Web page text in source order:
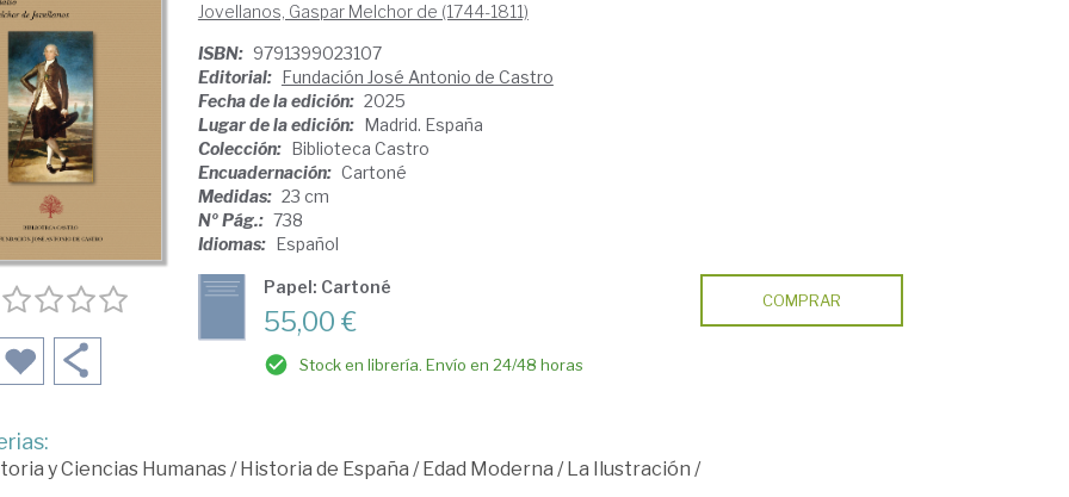
Jovellanos, Gaspar Melchor de (1744-1811)
ISBN: 9791399023107
Editorial: Fundación José Antonio de Castro
Fecha de la edición: 2025
Lugar de la edición: Madrid. España
Colección: Biblioteca Castro
Encuadernación: Cartoné
Medidas: 23 cm
Nº Pág.: 738
Idiomas: Español
Papel: Cartoné
55,00 €
Stock en librería. Envío en 24/48 horas
COMPRAR
y Ciencias Humanas/Historia de España /Edad Moderna /La Ilustración /